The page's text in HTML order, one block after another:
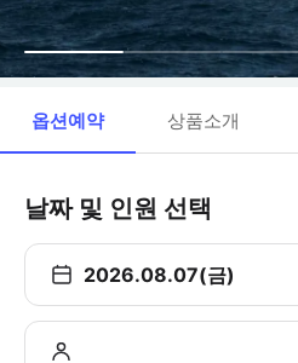
옵션예약 상품소개
날짜 및 인원 선택
2026.08.07(금)